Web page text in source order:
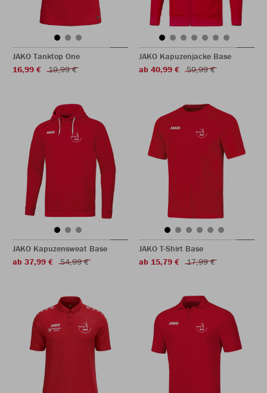
JAKO Tanktop One
16,99 €
19,99 €
JAKO Kapuzenjacke Base
ab 40,99 €
59,99 €
JAKO Kapuzensweat Base
ab 37,99 €
54,99 €
JAKO T-Shirt Base
ab 15,79 €
17,99 €